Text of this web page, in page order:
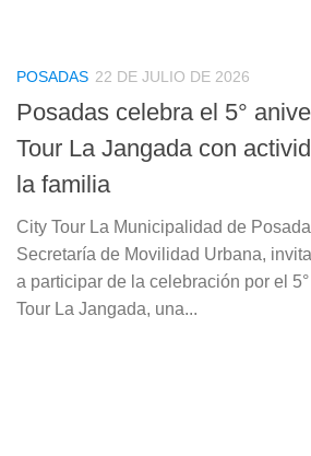
POSADAS 22 DE JULIO DE 2026
Posadas celebra el 5°
Tour La Jangada con
la familia
City Tour La Municipalidad de
Secretaría de Movilidad Urbana,
a participar de la celebración por el
Tour La Jangada, una...